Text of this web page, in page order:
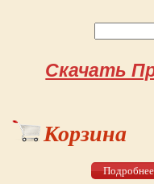
Скачать
Корзина
Подробнее